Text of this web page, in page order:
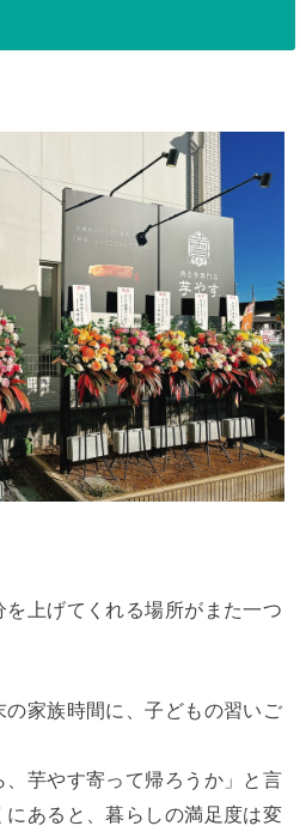
を上げてくれる場所がまた一つ
家族時間に、子どもの習いご
、芋やす寄って帰ろうか」と言
にあると、暮らしの満足度は変